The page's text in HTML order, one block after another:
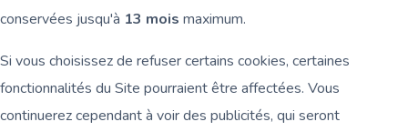
conservées jusqu'à 13 mois maximum.
Si vous choisissez de refuser certains cookies, certaines
fonctionnalités du Site pourraient être affectées. Vous
continuerez cependant à voir des publicités, qui seront